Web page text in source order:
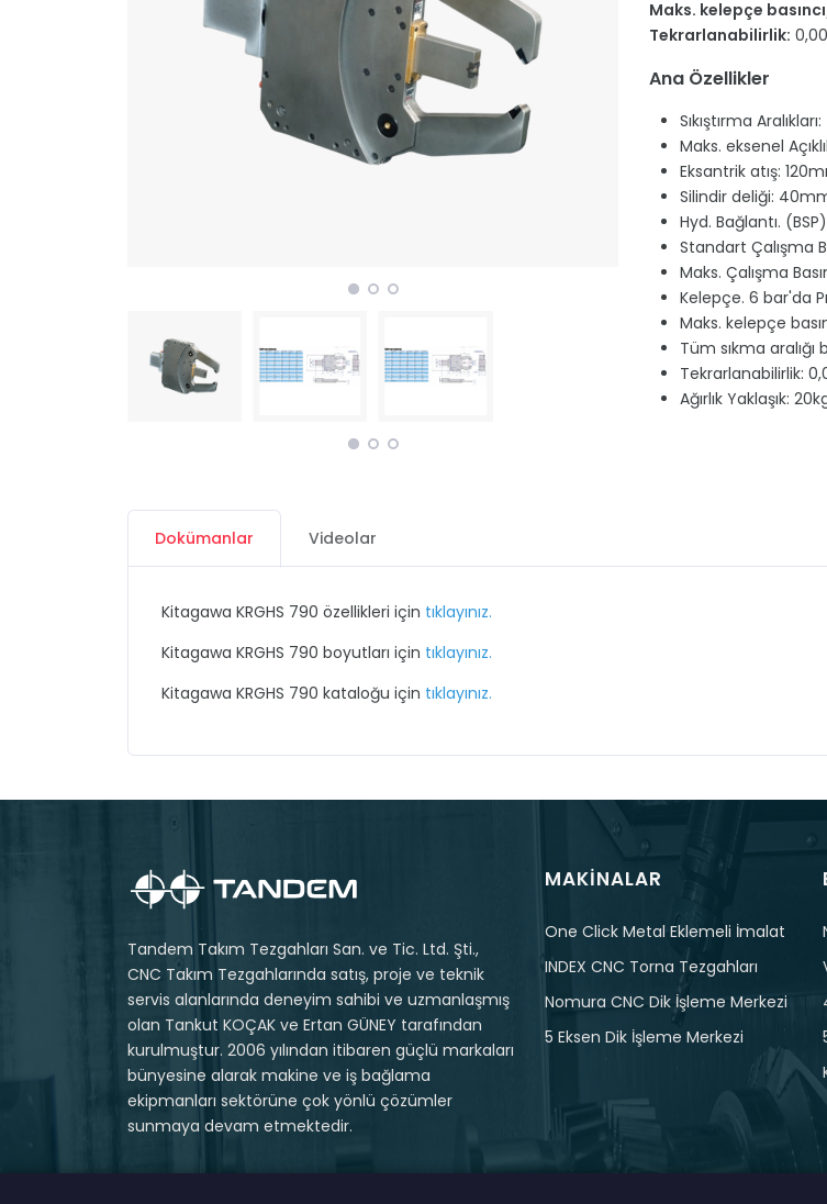
Maks. kelepçe
Tekrarlanabilirlik:
Ana Özellikler
Sıkıştırma
Maks. eksenel
Eksantrik atış:
Silindir deliği:
Hyd. Bağlantı.
Standart Çalışma
Maks. Çalışma
Kelepçe. 6 bar'da
Maks. kelepçe
Tüm sıkma
Tekrarlanabilirlik:
Ağırlık Yaklaşık:
Dokümanlar Videolar
Kitagawa KRGHS 790 özellikleri için tıklayınız.
Kitagawa KRGHS 790 boyutları için tıklayınız.
Kitagawa KRGHS 790 kataloğu için tıklayınız.
Tandem Takım Tezgahları San. ve Tic. Ltd. Şti.,
CNC Takım Tezgahlarında satış, proje ve teknik
servis alanlarında deneyim sahibi ve uzmanlaşmış
olan Tankut KOÇAK ve Ertan GÜNEY tarafından
kurulmuştur. 2006 yılından itibaren güçlü markaları
bünyesine alarak makine ve iş bağlama
ekipmanları sektörüne çok yönlü çözümler
sunmaya devam etmektedir.
MAKINALAR
One Click Metal Eklemeli İmalat
INDEX CNC Torna Tezgahları
Nomura CNC Dik İşleme Merkezi
5 Eksen Dik İşleme Merkezi